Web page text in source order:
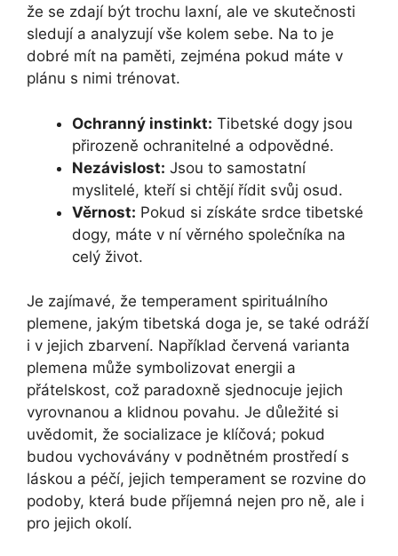
že se zdají být trochu laxní, ale ve skutečnosti
sledují a analyzují vše kolem sebe. Na to je
dobré mít na paměti, zejména pokud máte v
plánu s nimi trénovat.
Ochranný instinkt: Tibetské dogy jsou
přirozeně ochranitelné a odpovědné.
Nezávislost: Jsou to samostatní
myslitelé, kteří si chtějí řídit svůj osud.
Věrnost: Pokud si získáte srdce tibetské
dogy, máte v ní věrného společníka na
celý život.
Je zajímavé, že temperament spirituálního
plemene, jakým tibetská doga je, se také odráží
i v jejich zbarvení. Například červená varianta
plemena může symbolizovat energii a
přátelskost, což paradoxně sjednocuje jejich
vyrovnanou a klidnou povahu. Je důležité si
uvědomit, že socializace je klíčová; pokud
budou vychovávány v podnětném prostředí s
láskou a péčí, jejich temperament se rozvine do
podoby, která bude příjemná nejen pro ně, ale i
pro jejich okolí.